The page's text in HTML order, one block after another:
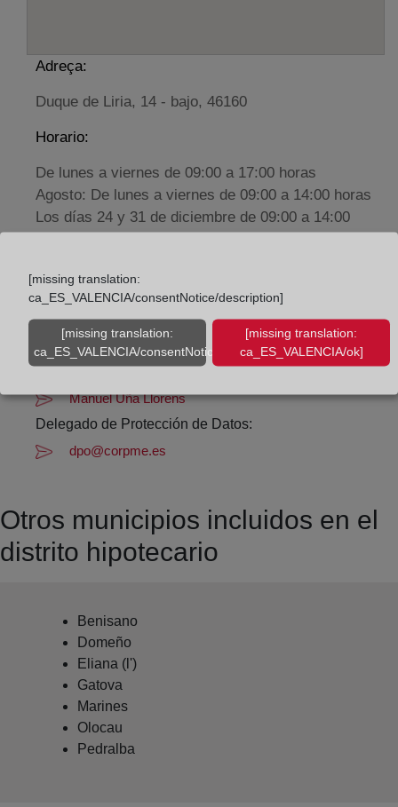
Adreça:
Duque de Liria, 14 - bajo, 46160
Horario:
De lunes a viernes de 09:00 a 17:00 horas
Agosto: De lunes a viernes de 09:00 a 14:00 horas
Los días 24 y 31 de diciembre de 09:00 a 14:00
Datos de contacto:
liria@registrodelapropiedad.org
Datos del Registrador:
Manuel Uña Llorens
Delegado de Protección de Datos:
dpo@corpme.es
Otros municipios incluidos en el
distrito hipotecario
Benisano
Domeño
Eliana (l')
Gatova
Marines
Olocau
Pedralba
[missing translation:
ca_ES_VALENCIA/consentNotice/description]
[missing translation:
ca_ES_VALENCIA/consentNotice/learnMore]
[missing translation:
ca_ES_VALENCIA/ok]